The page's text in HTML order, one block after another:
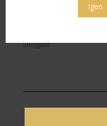
Igen
Elfogyott